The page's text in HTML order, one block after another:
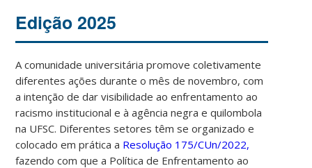
Edição 2025
A comunidade universitária promove coletivamente
diferentes ações durante o mês de novembro, com
a intenção de dar visibilidade ao enfrentamento ao
racismo institucional e à agência negra e quilombola
na UFSC. Diferentes setores têm se organizado e
colocado em prática a Resolução 175/CUn/2022,
fazendo com que a Política de Enfrentamento ao